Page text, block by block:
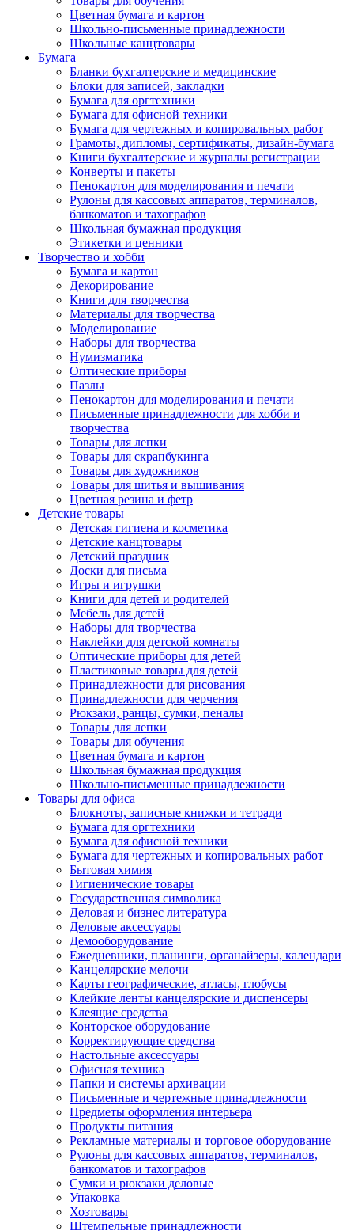
Цветная бумага и картон
Школьно-письменные принадлежности
Школьные канцтовары
Бумага
Бланки бухгалтерские и медицинские
Блоки для записей, закладки
Бумага для оргтехники
Бумага для офисной техники
Бумага для чертежных и копировальных работ
Грамоты, дипломы, сертификаты, дизайн-бумага
Книги бухгалтерские и журналы регистрации
Конверты и пакеты
Пенокартон для моделирования и печати
Рулоны для кассовых аппаратов, терминалов,
банкоматов и тахографов
Школьная бумажная продукция
Этикетки и ценники
Творчество и хобби
Бумага и картон
Декорирование
Книги для творчества
Материалы для творчества
Моделирование
Наборы для творчества
Нумизматика
Оптические приборы
Пазлы
Пенокартон для моделирования и печати
Письменные принадлежности для хобби и
творчества
Товары для лепки
Товары для скрапбукинга
Товары для художников
Товары для шитья и вышивания
Цветная резина и фетр
Детские товары
Детская гигиена и косметика
Детские канцтовары
Детский праздник
Доски для письма
Игры и игрушки
Книги для детей и родителей
Мебель для детей
Наборы для творчества
Наклейки для детской комнаты
Оптические приборы для детей
Пластиковые товары для детей
Принадлежности для рисования
Принадлежности для черчения
Рюкзаки, ранцы, сумки, пеналы
Товары для лепки
Товары для обучения
Цветная бумага и картон
Школьная бумажная продукция
Школьно-письменные принадлежности
Товары для офиса
Блокноты, записные книжки и тетради
Бумага для оргтехники
Бумага для офисной техники
Бумага для чертежных и копировальных работ
Бытовая химия
Гигиенические товары
Государственная символика
Деловая и бизнес литература
Деловые аксессуары
Демооборудование
Ежедневники, планинги, органайзеры, календари
Канцелярские мелочи
Карты географические, атласы, глобусы
Клейкие ленты канцелярские и диспенсеры
Клеящие средства
Конторское оборудование
Корректирующие средства
Настольные аксессуары
Офисная техника
Папки и системы архивации
Письменные и чертежные принадлежности
Предметы оформления интерьера
Продукты питания
Рекламные материалы и торговое оборудование
Рулоны для кассовых аппаратов, терминалов,
банкоматов и тахографов
Сумки и рюкзаки деловые
Упаковка
Хозтовары
Штемпельные принадлежности